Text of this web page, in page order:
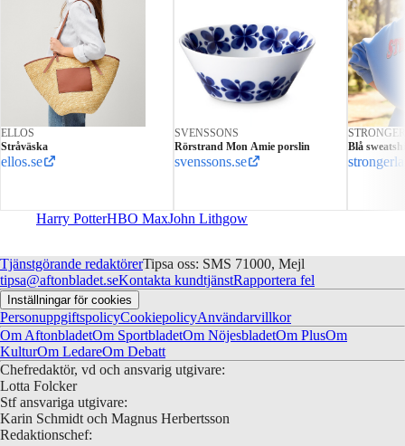
ELLOS
Stråväska
ellos.se
SVENSSONS
Rörstrand Mon Amie porslin
svenssons.se
STRONGER
Blå
Harry PotterHBO MaxJohn Lithgow
Tjänstgörande redaktörerTipsa oss: SMS 71000, Mejl
tipsa@aftonbladet.seKontakta kundtjänstRapportera fel
Inställningar för cookies
PersonuppgiftspolicyCookiepolicyAnvändarvillkor
Om AftonbladetOm SportbladetOm NöjesbladetOm PlusOm
KulturOm LedareOm Debatt
Chefredaktör, vd och ansvarig utgivare:
Lotta Folcker
Stf ansvariga utgivare:
Karin Schmidt och Magnus Herbertsson
Redaktionschef: